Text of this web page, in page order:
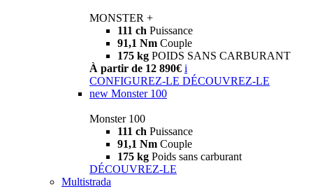
MONSTER +
111 ch Puissance
91,1 Nm Couple
175 kg POIDS SANS CARBURANT
À partir de 12 890€ i
CONFIGUREZ-LE DÉCOUVREZ-LE
new Monster 100
Monster 100
111 ch Puissance
91,1 Nm Couple
175 kg Poids sans carburant
DÉCOUVREZ-LE
Multistrada